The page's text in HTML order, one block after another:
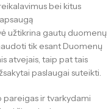
bei kitus
užtikrina gautų duomenų
tik esant Duomenų
atvejais, taip pat tais
paslaugai suteikti.
ir tvarkydami